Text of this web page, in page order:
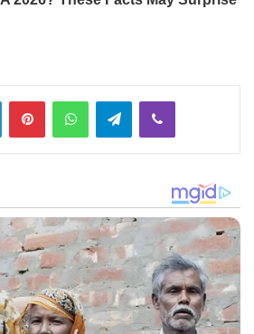
LinkedInPinterestWhatsAppTelegramViber